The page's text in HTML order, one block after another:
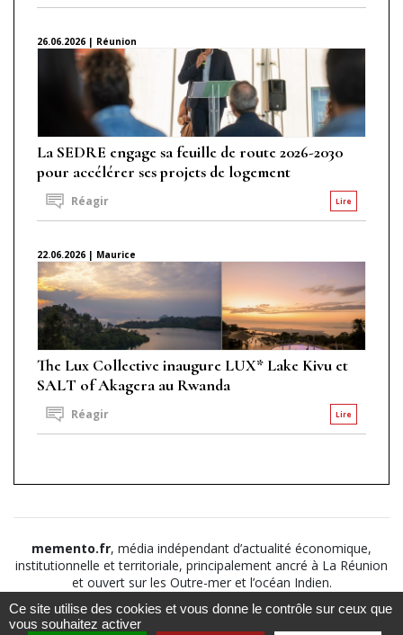
26.06.2026 | Réunion
La SEDRE engage sa feuille de route 2026-2030
pour accélérer ses projets de logement
Lire
Réagir
22.06.2026 | Maurice
The Lux Collective inaugure LUX* Lake Kivu et
SALT of Akagera au Rwanda
Lire
Réagir
memento.fr, média indépendant d’actualité économique,
institutionnelle et territoriale, principalement ancré à La Réunion
et ouvert sur les Outre-mer et l’océan Indien.
©2026
Suivez nous sur Notice légale
Ce site utilise des cookies et vous donne le contrôle sur ceux que
vous souhaitez activer